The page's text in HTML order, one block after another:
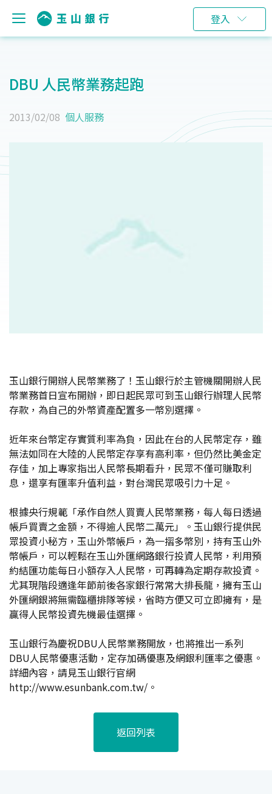
登入
DBU 人民幣業務起跑
2013/02/08 個人服務
玉山銀行開辦人民幣業務了！玉山銀行於主管機關開辦人民
幣業務首日宣布開辦，即日起民眾可到玉山銀行辦理人民幣
存款，為自己的外幣資產配置多一幣別選擇。
近年來台幣定存實質利率為負，因此在台的人民幣定存，雖
無法如同在大陸的人民幣定存享有高利率，但仍然比美金定
存佳，加上專家指出人民幣長期看升，民眾不僅可賺取利
息，還享有匯率升值利益，對台灣民眾吸引力十足。
根據央行規範「承作自然人買賣人民幣業務，每人每日透過
帳戶買賣之金額，不得逾人民幣二萬元」。玉山銀行提供民
眾投資小秘方，玉山外幣帳戶，為一摺多幣別，持有玉山外
幣帳戶，可以輕鬆在玉山外匯網路銀行投資人民幣，利用預
約結匯功能每日小額存入人民幣，可再轉為定期存款投資。
尤其現階段適逢年節前後各家銀行常常大排長龍，擁有玉山
外匯網銀將無需臨櫃排隊等候，省時方便又可立即擁有，是
贏得人民幣投資先機最佳選擇。
玉山銀行為慶祝DBU人民幣業務開放，也將推出一系列
DBU人民幣優惠活動，定存加碼優惠及網銀利匯率之優惠。
詳細內容，請見玉山銀行官網
http://www.esunbank.com.tw/。
返回列表